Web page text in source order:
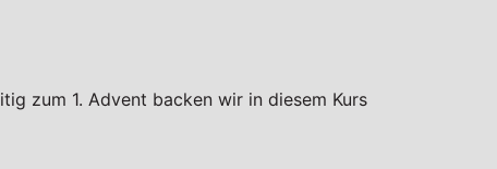
zum 1. Advent backen wir in diesem Kurs